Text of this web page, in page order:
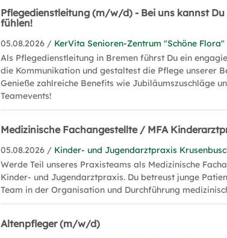
Pflegedienstleitung (m/w/d) - Bei uns kannst Du
fühlen!
05.08.2026 / KerVita Senioren-Zentrum "Schöne Flora"
Als Pflegedienstleitung in Bremen führst Du ein
die Kommunikation und gestaltest die Pflege unserer
Genieße zahlreiche Benefits wie Jubiläumszuschläge
Teamevents!
Medizinische Fachangestellte / MFA
05.08.2026 / Kinder- und Jugendarztpraxis
Werde Teil unseres Praxisteams als Medizinische
Kinder- und Jugendarztpraxis. Du betreust junge
Team in der Organisation und Durchführung
Altenpfleger (m/w/d)